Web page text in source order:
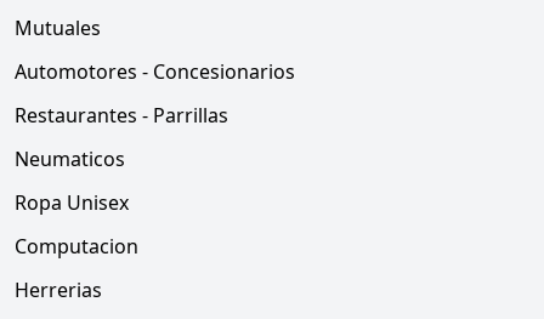
Mutuales
Automotores - Concesionarios
Restaurantes - Parrillas
Neumaticos
Ropa Unisex
Computacion
Herrerias